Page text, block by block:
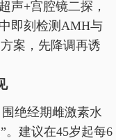
声+宫腔镜二探，
即刻检测AMH与
案，先降调再诱
绝经期雌激素水
。建议在45岁起每6